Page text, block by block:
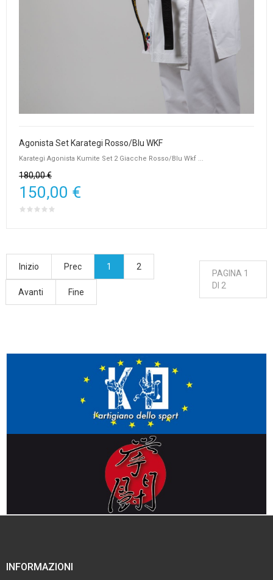
Agonista Set Karategi Rosso/Blu WKF
Karategi Agonista Kumite Set 2 Giacche Rosso/Blu Wkf ...
180,00 €
150,00 €
Inizio Prec 1 2
Avanti Fine
PAGINA 1
DI 2
INFORMAZIONI